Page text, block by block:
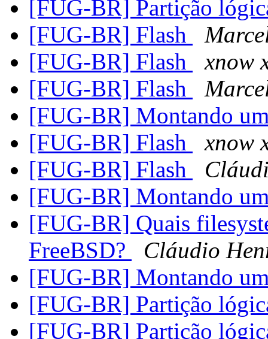
[FUG-BR] Partição
[FUG-BR] Flash
[FUG-BR] Flash
xnow
[FUG-BR] Flash
[FUG-BR] Montando
[FUG-BR] Flash
xnow
[FUG-BR] Flash
[FUG-BR] Montando
[FUG-BR] Quais
FreeBSD?
Cláudio
[FUG-BR] Montando
[FUG-BR] Partição
[FUG-BR] Partição